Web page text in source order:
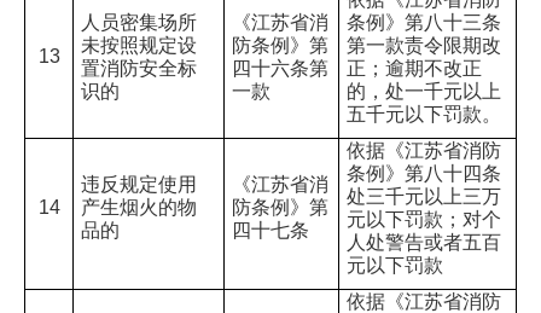
13
人员密集场所
未按照规定设
置消防安全标
识的
《江苏省消
防条例》第
四十六条第
一款
条例》第八十三条
第一款责令限期改
正；逾期不改正
的，处一千元以上
五千元以下罚款。
14
违反规定使用
产生烟火的物
品的
《江苏省消
防条例》第
四十七条
依据《江苏省消防
条例》第八十四条
处三千元以上三万
元以下罚款；对个
人处警告或者五百
元以下罚款
依据《江苏省消防